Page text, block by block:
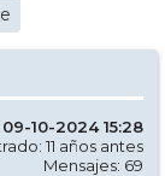
10-2024 15:28
11 años antes
Mensajes: 69